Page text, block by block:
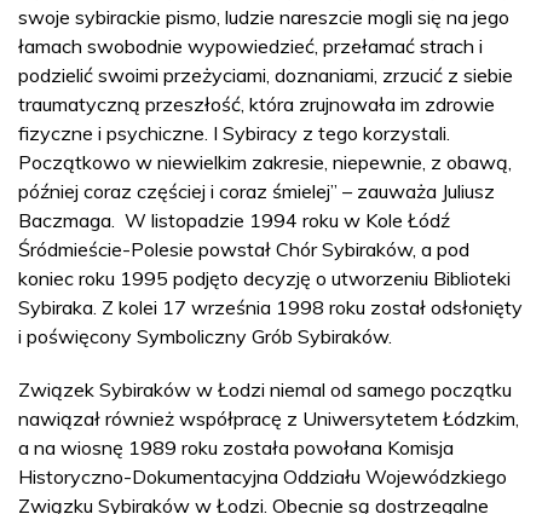
swoje sybirackie pismo, ludzie nareszcie mogli się na jego
łamach swobodnie wypowiedzieć, przełamać strach i
podzielić swoimi przeżyciami, doznaniami, zrzucić z siebie
traumatyczną przeszłość, która zrujnowała im zdrowie
fizyczne i psychiczne. I Sybiracy z tego korzystali.
Początkowo w niewielkim zakresie, niepewnie, z obawą,
później coraz częściej i coraz śmielej” – zauważa Juliusz
Baczmaga. W listopadzie 1994 roku w Kole Łódź
Śródmieście-Polesie powstał Chór Sybiraków, a pod
koniec roku 1995 podjęto decyzję o utworzeniu Biblioteki
Sybiraka. Z kolei 17 września 1998 roku został odsłonięty
i poświęcony Symboliczny Grób Sybiraków.
Związek Sybiraków w Łodzi niemal od samego początku
nawiązał również współpracę z Uniwersytetem Łódzkim,
a na wiosnę 1989 roku została powołana Komisja
Historyczno-Dokumentacyjna Oddziału Wojewódzkiego
Związku Sybiraków w Łodzi. Obecnie są dostrzegalne